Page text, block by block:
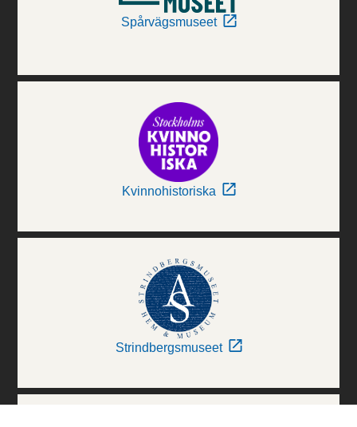
Spårvägsmuseet
Kvinnohistoriska
Strindbergsmuseet